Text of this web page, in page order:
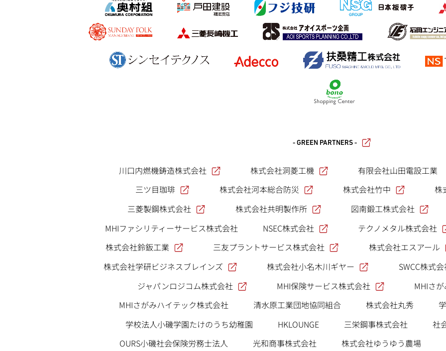
- GREEN PARTNERS -
川口内燃機鋳造株式会社 株式会社洞菱工機
有限会社山田電設工業
三ツ目珈琲
株式会社河本総合防災 株式会社竹中
株
三菱製鋼株式会社
株式会社共明製作所
図南鍛工株式会社
MHIファシリティーサービス株式会社
NSEC株式会社
テクノメタル株式会社
株式会社鈴鈑工業
三友プラントサービス株式会社
株式会社エスアール
株式会社学研ビジネスブレインズ
株式会社小名木川ギヤー
SWCC株式
ジャパンロジコム株式会社
MHI保険サービス株式会社
MHIさ
MHIさがみハイテック株式会社
清水原工業団地協同組合 株式会社丸秀
学校法人小磯学園たけのうち幼稚園
HKLOUNGE 三栄鋼事株式会社
社
OURS小磯社会保険労務士法人
光和商事株式会社 株式会社ゆうゆう農場